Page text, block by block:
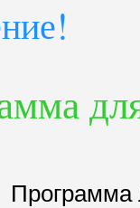
Программа